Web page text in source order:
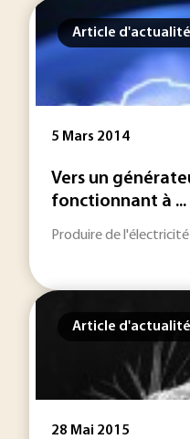
Article d'actualité
5 Mars 2014
Vers un
fonctionnant à ...
Produire de
Article d'actualité
28 Mai 2015